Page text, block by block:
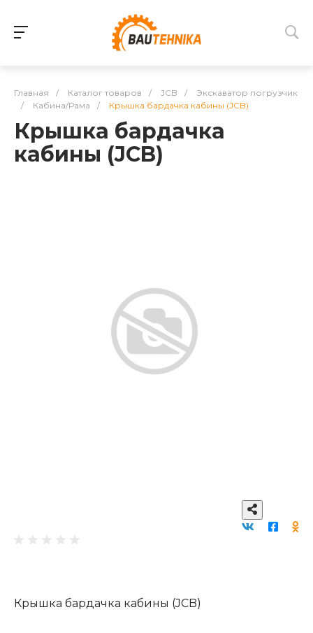
Главная / Каталог товаров / JCB /
Экскаватор погрузчик
/
Кабина/Рама / Крышка бардачка кабины (JCB)
Крышка бардачка
кабины (JCB)
Крышка бардачка кабины (JCB)